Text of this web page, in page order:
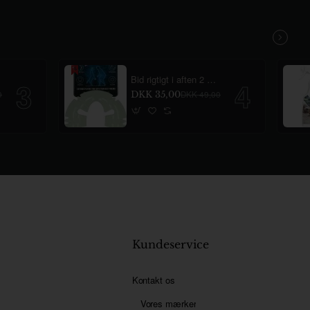
Bid rigtigt i aften 2 Glow
DKK 35,00
Kundeservice
Kontakt os
Vores mærker